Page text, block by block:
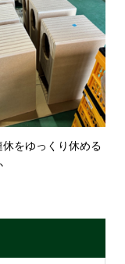
休をゆっくり休める